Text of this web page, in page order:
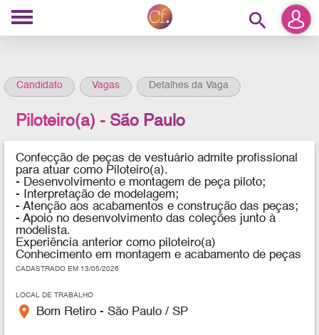
search
Candidato Vagas Detalhes da Vaga
Piloteiro(a) - São Paulo
Confecção de peças de vestuário admite profissional
para atuar como Piloteiro(a).
- Desenvolvimento e montagem de peça piloto;
- Interpretação de modelagem;
- Atenção aos acabamentos e construção das peças;
- Apoio no desenvolvimento das coleções junto à
modelista.
Experiência anterior como piloteiro(a)
Conhecimento em montagem e acabamento de peças
CADASTRADO EM 13/05/2026
LOCAL DE TRABALHO
place Bom Retiro - São Paulo / SP